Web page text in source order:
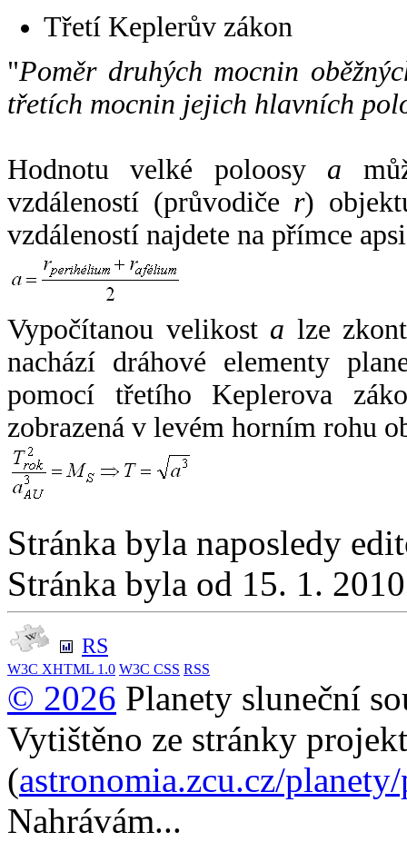
Třetí Keplerův zákon
"Poměr druhých mocnin
třetích mocnin jejich hlavních
Hodnotu velké poloosy a
vzdáleností (průvodiče r)
vzdáleností najdete na přímce
Vypočítanou velikost a lze
nachází dráhové elementy
pomocí třetího Keplerova
zobrazená v levém horním rohu
Stránka byla naposledy
Stránka byla od 15. 1.
RS
W3C XHTML 1.0 W3C CSS RSS
© 2026 Planety sluneční
Vytištěno ze stránky
(astronomia.zcu.cz/
Nahrávám...